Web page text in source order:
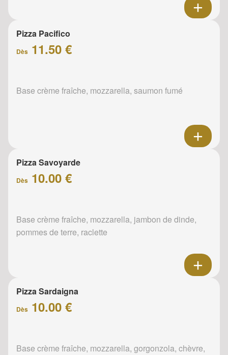
Pizza Pacifico
Dès 11.50 €
Base crème fraîche, mozzarella, saumon fumé
Pizza Savoyarde
Dès 10.00 €
Base crème fraîche, mozzarella, jambon de dinde,
pommes de terre, raclette
Pizza Sardaigna
Dès 10.00 €
Base crème fraîche, mozzarella, gorgonzola, chèvre,